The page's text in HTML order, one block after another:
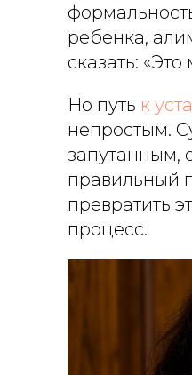
ребенка,
сказать:
Но путь к
непростым.
запутанным,
правильный
превратить
процесс.